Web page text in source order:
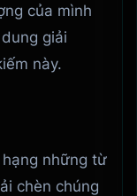
của mình
giải
này.
những từ
chèn chúng